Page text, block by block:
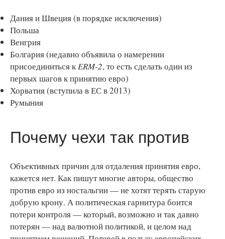
Дания и Швеция (в порядке исключения)
Польша
Венгрия
Болгария (недавно объявила о намерении
присоединиться кERM-2, то есть сделать один из
первых шагов к принятию евро)
Хорватия (вступила в ЕС в 2013)
Румыния
Почему чехи так против
Объективных причин для отдаления принятия евро,
кажется нет. Как пишут многие авторы, общество
против евро из ностальгии — не хотят терять старую
добрую крону. А политическая гарнитура боится
потери контроля — который, возможно и так давно
потерян — над валютной политикой, и целом над